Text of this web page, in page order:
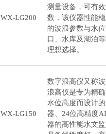
WX-LG200
测量设备，可有
数，该仪器性能
的波浪参数与水
口、水库及湖泊
理想选择。
WX-LG150
数字浪高仪又称
浪高仪是专为精
水位高度而设计
器、24位高精度
器的高性能水文